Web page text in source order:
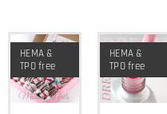
HEMA &
TPO free
HEMA &
TPO free